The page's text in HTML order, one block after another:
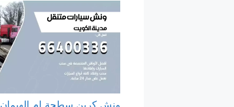
ونش كرين سطحة ام الهيمان